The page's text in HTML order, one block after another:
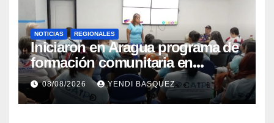
NOTICIAS REGIONALES
Iniciaron en Aragua programa de
formación comunitaria en
atención a personas con
discapacidad
08/08/2026 YENDI BASQUEZ